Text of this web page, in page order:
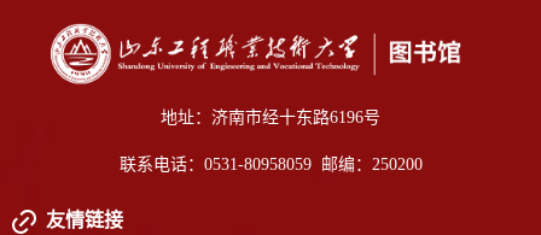
地址：济南市经十东路6196号
联系电话：0531-80958059 邮编：250200
友情链接